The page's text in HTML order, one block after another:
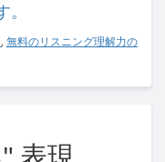
, 無料のリスニング理解力の